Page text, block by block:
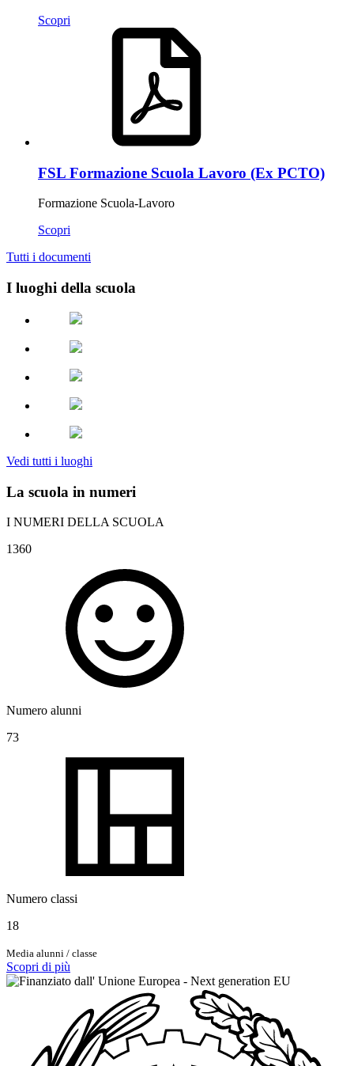
Scopri
FSL Formazione Scuola Lavoro (Ex PCTO)
Formazione Scuola-Lavoro
Scopri
Tutti i documenti
I luoghi della scuola
Vedi tutti i luoghi
La scuola in numeri
I NUMERI DELLA SCUOLA
1360
Numero alunni
73
Numero classi
18
Media alunni / classe
Scopri di più